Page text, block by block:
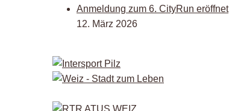
Anmeldung zum 6. CityRun eröffnet
12. März 2026